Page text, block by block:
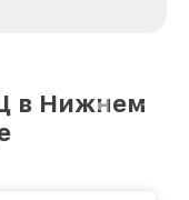
в городе
повышая
в Нижнем